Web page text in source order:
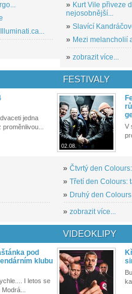
» Kurt Vile přiveze
nejosobnější...
» Slavící
» Mezi melancholií
» zobrazit více...
jedna
FESTIVALY
02.08.
V
» Čtvrtý den
» Třetí den Colours:
» Druhý den
» zobrazit více...
pod
klubu
I letos se
VIDEOKLIPY